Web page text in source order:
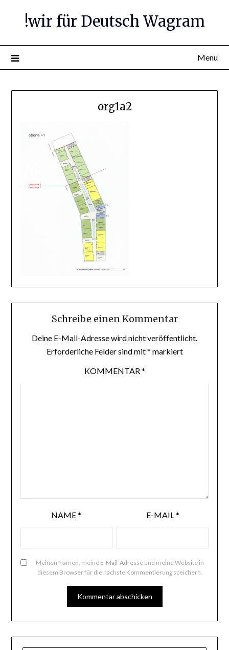
!wir für Deutsch Wagram
Menu
org1a2
Schreibe einen Kommentar
Deine E-Mail-Adresse wird nicht veröffentlicht.
Erforderliche Felder sind mit* markiert
KOMMENTAR*
NAME* E-MAIL*
Meinen Namen, meine E-Mail-Adresse und meine Website in
diesem Browser für die nächste Kommentierung speichern.